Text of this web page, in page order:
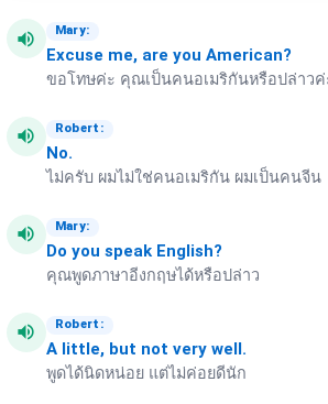
volume_up Mary:
Excuse me, are you American?
ขอโทษค่ะ คุณเป็นคนอเมริกันหรือปล่าวค่
volume_up Robert:
No.
ไม่ครับ ผมไม่ใช่คนอเมริกัน ผมเป็นคนจีน
volume_up Mary:
Do you speak English?
คุณพูดภาษาอีงกฤษได้หรือปล่าว
volume_up Robert:
A little, but not very well.
พูดได้นิดหน่อย แต่ไม่ค่อยดีนัก